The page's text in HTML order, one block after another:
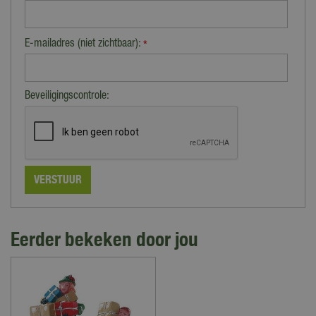
E-mailadres (niet zichtbaar): *
Beveiligingscontrole:
Eerder bekeken door jou